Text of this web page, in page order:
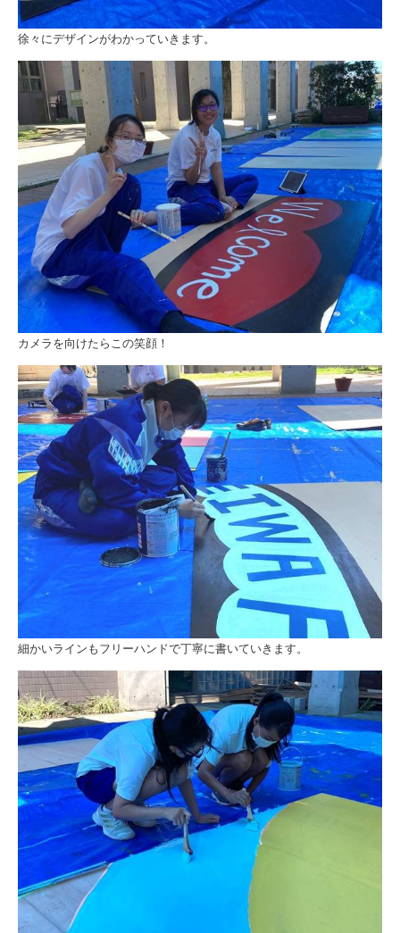
徐々にデザインがわかっていきます。
カメラを向けたらこの笑顔！
細かいラインもフリーハンドで丁寧に書いていきます。